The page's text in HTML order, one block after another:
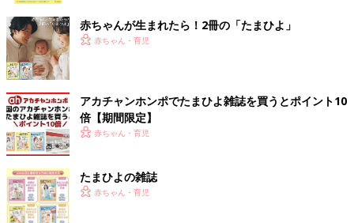
赤ちゃんが生まれたら！2冊の「たまひよ」
赤ちゃん・育児
アカチャンホンポでたまひよ雑誌を買うとポイント10
倍【期間限定】
赤ちゃん・育児
たまひよの雑誌
赤ちゃん・育児